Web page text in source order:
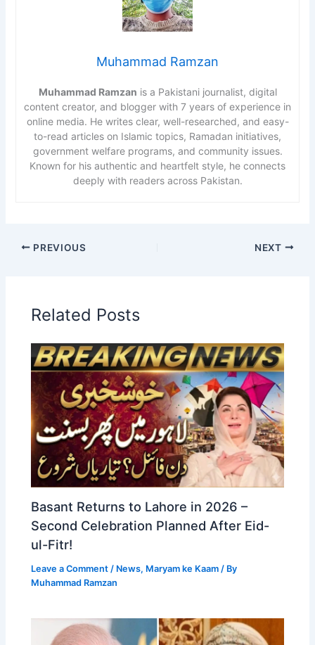
Muhammad Ramzan
Muhammad Ramzan is a Pakistani journalist, digital
content creator, and blogger with 7 years of experience in
online media. He writes clear, well-researched, and easy-
to-read articles on Islamic topics, Ramadan initiatives,
government welfare programs, and community issues.
Known for his authentic and heartfelt style, he connects
deeply with readers across Pakistan.
PREVIOUS NEXT
Related Posts
Basant Returns to Lahore in 2026 –
Second Celebration Planned After Eid-
ul-Fitr!
Leave a Comment / News, Maryam ke Kaam / By
Muhammad Ramzan